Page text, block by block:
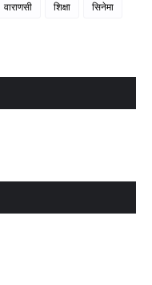
वाराणसी शिक्षा सिनेमा